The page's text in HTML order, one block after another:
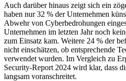
Auch darüber hinaus zeigt sich ein
haben nur 32 % der Unternehmen
Abwehr von Cyberbedrohungen
Unternehmen im letzten Jahr noch
zum Einsatz kam. Weitere 24 % der
nicht einschätzen, ob entsprechende
verwendet wurden. Im Vergleich zu
Security-Report 2024 wird klar, dass
langsam voranschreitet.